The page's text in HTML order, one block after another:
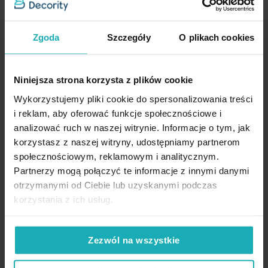
Zgoda Szczegóły O plikach cookies
Niniejsza strona korzysta z plików cookie
Wykorzystujemy pliki cookie do spersonalizowania treści
i reklam, aby oferować funkcje społecznościowe i
analizować ruch w naszej witrynie. Informacje o tym, jak
korzystasz z naszej witryny, udostępniamy partnerom
społecznościowym, reklamowym i analitycznym.
Partnerzy mogą połączyć te informacje z innymi danymi
otrzymanymi od Ciebie lub uzyskanymi podczas
korzystania z ich usług.
Zezwól na wszystkie
do listy życzeń
Poszewka na poduszkę 45x45
cm z weluru zdobiona
pisanek niebiska,
jasnoniebieska WIOSNA 1
Eurofirany
12,80 zł
Dodaj do koszyka Dodaj do listy życzeń
Poszewka na poduszkę 45x45
pisanek biało, niebieska
WIOSNA 3 Eurofirany
12,80 zł
Dodaj do koszyka